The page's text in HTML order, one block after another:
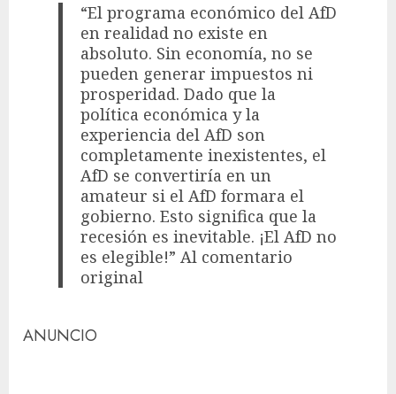
“El programa económico del AfD
en realidad no existe en
absoluto. Sin economía, no se
pueden generar impuestos ni
prosperidad. Dado que la
política económica y la
experiencia del AfD son
completamente inexistentes, el
AfD se convertiría en un
amateur si el AfD formara el
gobierno. Esto significa que la
recesión es inevitable. ¡El AfD no
es elegible!” Al comentario
original
ANUNCIO